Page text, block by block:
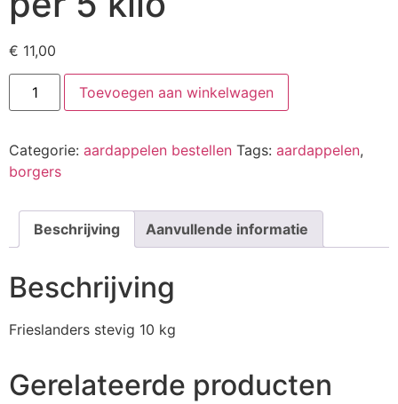
€ 11,00
Toevoegen aan winkelwagen
Categorie: aardappelen bestellen Tags: aardappelen,
borgers
Beschrijving Aanvullende informatie
Beschrijving
Frieslanders stevig 10 kg
Gerelateerde producten